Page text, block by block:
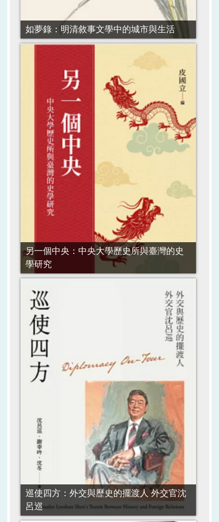
如夢錄：明清敘事文學中的城市與生活
另一個中央：中央大學歷史所與臺灣的史
學研究
巡使四方：外交與歷史的擺渡人 外交官沈
呂巡